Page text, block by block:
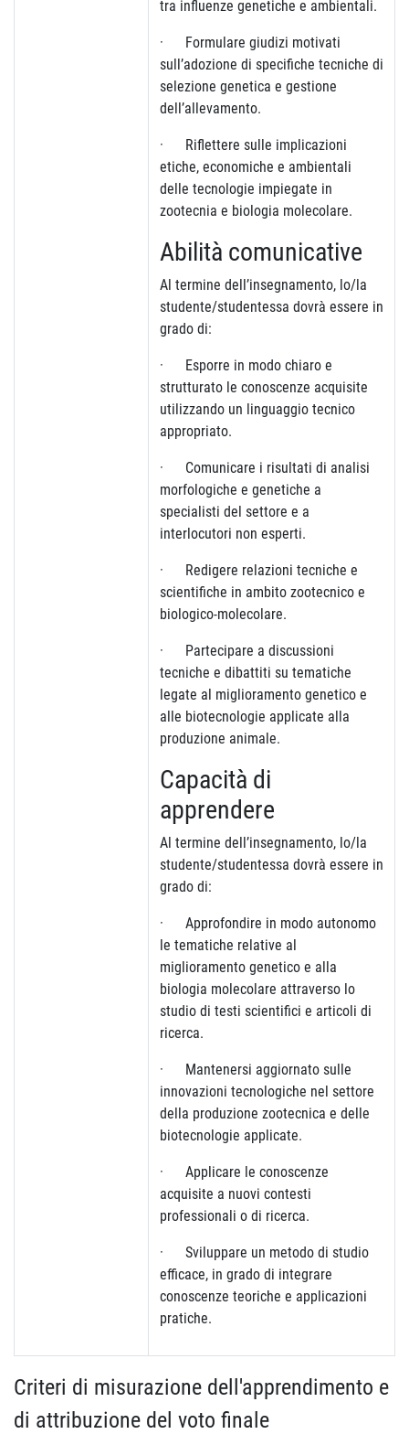
tra influenze genetiche e ambientali.
· Formulare giudizi motivati
sull’adozione di specifiche tecniche di
selezione genetica e gestione
dell’allevamento.
· Riflettere sulle implicazioni
etiche, economiche e ambientali
delle tecnologie impiegate in
zootecnia e biologia molecolare.
Abilità comunicative
Al termine dell’insegnamento, lo/la
studente/studentessa dovrà essere in
grado di:
· Esporre in modo chiaro e
strutturato le conoscenze acquisite
utilizzando un linguaggio tecnico
appropriato.
· Comunicare i risultati di analisi
morfologiche e genetiche a
specialisti del settore e a
interlocutori non esperti.
· Redigere relazioni tecniche e
scientifiche in ambito zootecnico e
biologico-molecolare.
· Partecipare a discussioni
tecniche e dibattiti su tematiche
legate al miglioramento genetico e
alle biotecnologie applicate alla
produzione animale.
Capacità di
apprendere
Al termine dell’insegnamento, lo/la
studente/studentessa dovrà essere in
grado di:
· Approfondire in modo autonomo
le tematiche relative al
miglioramento genetico e alla
biologia molecolare attraverso lo
studio di testi scientifici e articoli di
ricerca.
· Mantenersi aggiornato sulle
innovazioni tecnologiche nel settore
della produzione zootecnica e delle
biotecnologie applicate.
· Applicare le conoscenze
acquisite a nuovi contesti
professionali o di ricerca.
· Sviluppare un metodo di studio
efficace, in grado di integrare
conoscenze teoriche e applicazioni
pratiche.
Criteri di misurazione dell'apprendimento e
di attribuzione del voto finale